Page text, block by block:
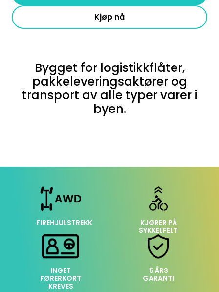
Kjøp nå
Bygget for logistikkflåter,
pakkeleveringsaktører og
transport av alle typer varer i
byen.
FIREHJULSTREKK
KJØRER PÅ
SYKKELFELT
INGET
FØRERKORT
KREVES
5 ÅRS
GARANTI